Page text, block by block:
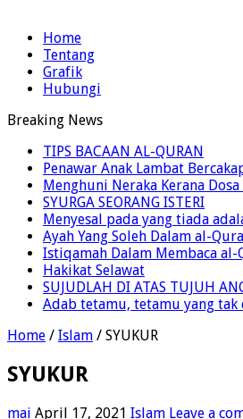
Home
Tentang
Grafik
Hubungi
Breaking News
TIPS BACAAN AL-QURAN
Penawar Anak Lambat
Menghuni Neraka Kerana Dosa
SYURGA SEORANG ISTERI
Menyesal pada yang tiada
Ayah Yang Soleh Dalam al-
Istiqamah Dalam Membaca al-
Hakikat Selawat
SUJUDLAH DI ATAS TUJUH
Adab tetamu, tetamu yang
Home / Islam / SYUKUR
SYUKUR
mai April 17, 2021 Islam Leave a